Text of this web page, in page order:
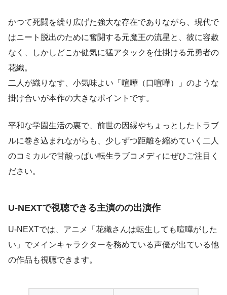
かつて死闘を繰り広げた強大な存在でありながら、現代で
はニート脱出のために奮闘する元魔王の流星と、彼に容赦
なく、しかしどこか健気に猛アタックを仕掛ける元勇者の
花織。
二人が織りなす、小気味よい「喧嘩（口喧嘩）」のような
掛け合いが本作の大きなポイントです。
平和な学園生活の裏で、前世の因縁やちょっとしたトラブ
ルに巻き込まれながらも、少しずつ距離を縮めていく二人
のコミカルで甘酸っぱい転生ラブコメディにぜひご注目く
ださい。
U-NEXTで視聴できる主演のの出演作
U-NEXTでは、アニメ「花織さんは転生しても喧嘩がした
い」でメインキャラクターを務めている声優が出ている他
の作品も視聴できます。